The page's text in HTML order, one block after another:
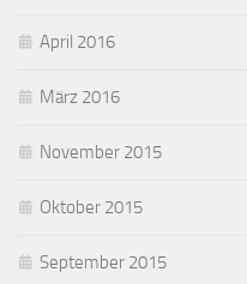
April 2016
März 2016
November 2015
Oktober 2015
September 2015